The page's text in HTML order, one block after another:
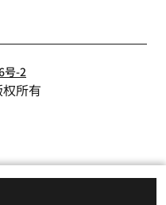
号-2
所有